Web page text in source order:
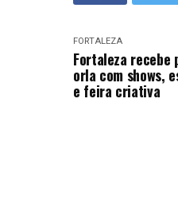
FORTALEZA
Fortaleza recebe
orla com shows,
e feira criativa